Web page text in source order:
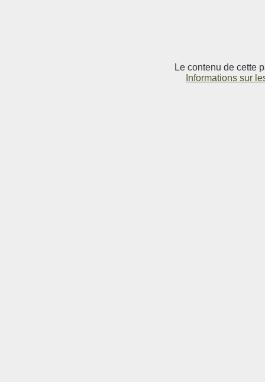
Le contenu de cette
Informations sur